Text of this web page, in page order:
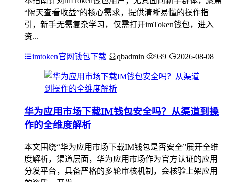
“隔天查看收益”的核心需求，提供清晰易懂的操作指
引，新手无需复杂学习，仅需打开imToken钱包，进入
资...
imtoken官网钱包下载 qbadmin 939 2026-08-08
华为应用市场下载IM钱包安全吗？从渠道到操
作的全维度解析
本文围绕“华为应用市场下载IM钱包是否安全”展开全维
度解析，渠道层面，华为应用市场作为官方认证的应用
分发平台，具备严格的多轮审核机制，会核验上架应用